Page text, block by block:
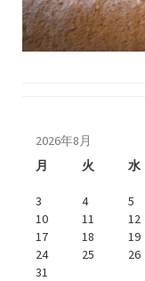
2026年8月
月
火 水
3
4 5
10
11 12
17
18 19
24
25 26
31